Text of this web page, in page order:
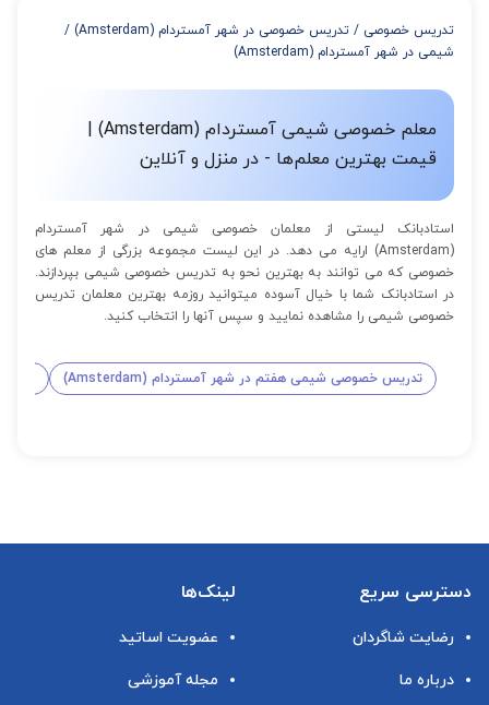
از 12 تا 15 جلسه: 7% تخفیف
از 16 تا 100 جلسه: 9% تخفیف
تدریس خصوصی / تدریس خصوصی در شهر آمستردام (Amsterdam)
/
شیمی در شهر آمستردام (Amsterdam)
معلم خصوصی شیمی آمستردام (Amsterdam) |
قیمت بهترین معلم‌ها - در منزل و آنلاین
استادبانک لیستی از معلمان خصوصی شیمی در شهر آمستردام
(Amsterdam) ارایه می دهد. در این لیست مجموعه بزرگی از معلم های
خصوصی که می توانند به بهترین نحو به تدریس خصوصی شیمی بپردازند.
در استادبانک شما با خیال آسوده میتوانید روزمه بهترین معلمان تدریس
خصوصی شیمی را مشاهده نمایید و سپس آنها را انتخاب کنید.
تدریس خصوصی شیمی هفتم در شهر آمستردام (Amsterdam)
دسترسی سریع
رضایت شاگردان
درباره ما
لینک‌ها
عضویت اساتید
مجله آموزشی